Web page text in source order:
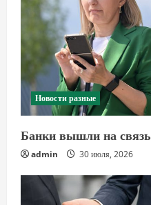
Новости разные
Банки вышли на связь
admin 30 июля, 2026